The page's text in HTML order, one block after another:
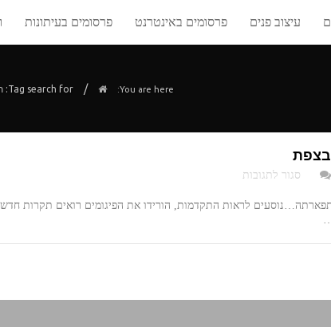
עיצוב פנים פרסומים באינטרנט פרסומים בעיתונות
You are here:
/ Tag search for: תכנון מחדש של בית עתיק
סגור לתגובות
בית
שנה
לראות התקדמות, הורידו את הפיגומים רואים תקרות